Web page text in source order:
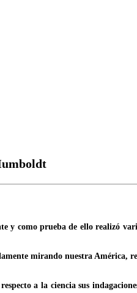
y como prueba de ello realizó
mirando nuestra América,
a la ciencia sus